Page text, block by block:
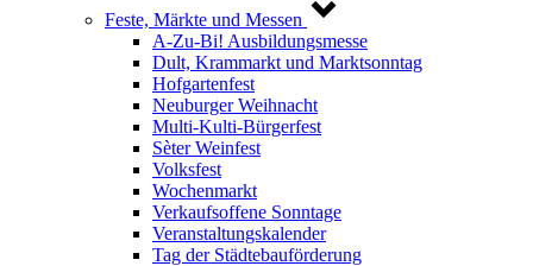
Feste, Märkte und Messen
A-Zu-Bi! Ausbildungsmesse
Dult, Krammarkt und Marktsonntag
Hofgartenfest
Neuburger Weihnacht
Multi-Kulti-Bürgerfest
Sèter Weinfest
Volksfest
Wochenmarkt
Verkaufsoffene Sonntage
Veranstaltungskalender
Tag der Städtebauförderung